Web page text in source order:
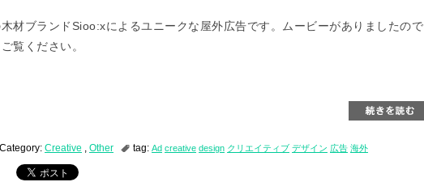
材ブランドSioo:xによるユニークな屋外広告です。ムービーがありましたので
覧ください。
Category: Creative , Other tag: Ad creative design クリエイティブ デザイン 広告 海外